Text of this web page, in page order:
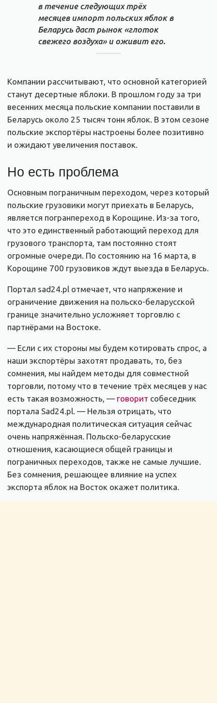
в течение следующих трёх
месяцев импорт польских яблок в
Беларусь даст рынок «глоток
свежего воздуха» и оживит его.
Компании рассчитывают, что основной категорией
станут десертные яблоки. В прошлом году за три
весенних месяца польские компании поставили в
Беларусь около 25 тысяч тонн яблок. В этом сезоне
польские экспортёры настроены более позитивно
и ожидают увеличения поставок.
Но есть проблема
Основным пограничным переходом, через который
польские грузовики могут приехать в Беларусь,
является погранпереход в Корощине. Из-за того,
что это единственный работающий переход для
грузового транспорта, там постоянно стоят
огромные очереди. По состоянию на 16 марта, в
Корощине 700 грузовиков ждут выезда в Беларусь.
Портал sad24.pl отмечает, что напряжение и
ограничение движения на польско-беларусской
границе значительно усложняет торговлю с
партнёрами на Востоке.
— Если с их стороны мы будем котировать спрос, а
наши экспортёры захотят продавать, то, без
сомнения, мы найдем методы для совместной
торговли, потому что в течение трёх месяцев у нас
есть такая возможность, — говорит собеседник
портала Sad24.pl. — Нельзя отрицать, что
международная политическая ситуация сейчас
очень напряжённая. Польско-беларусские
отношения, касающиеся общей границы и
пограничных переходов, также не самые лучшие.
Без сомнения, решающее влияние на успех
экспорта яблок на Восток окажет политика.